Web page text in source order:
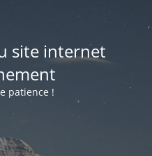
site internet
patience !